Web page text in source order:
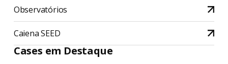
Observatórios
Caiena SEED
Cases em Destaque